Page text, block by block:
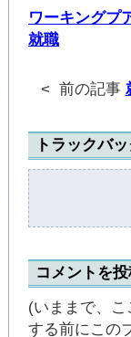
ワーキングプ
就職
< 前の記事
トラックバ
コメントを
(いままで、
する前にこの